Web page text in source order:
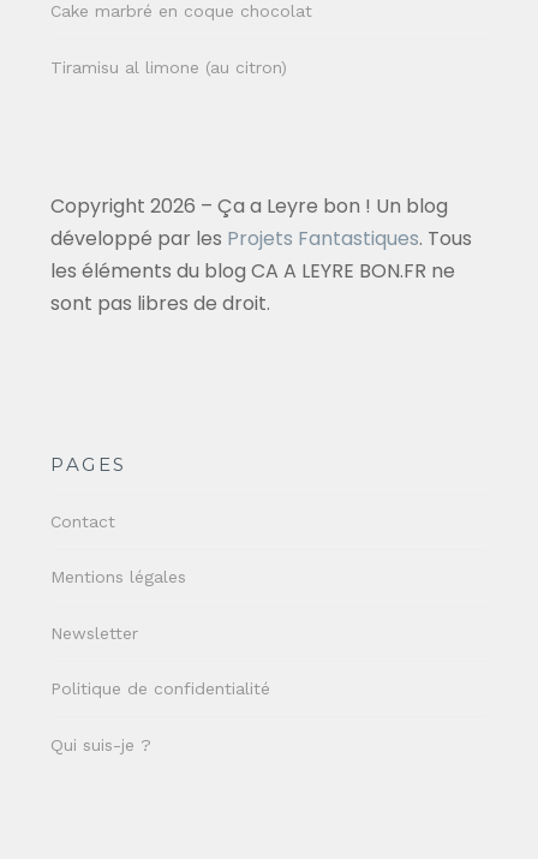
Cake marbré en coque chocolat
Tiramisu al limone (au citron)
Copyright 2026 – Ça a Leyre bon ! Un blog
développé par les Projets Fantastiques. Tous
les éléments du blog CA A LEYRE BON.FR ne
sont pas libres de droit.
PAGES
Contact
Mentions légales
Newsletter
Politique de confidentialité
Qui suis-je ?